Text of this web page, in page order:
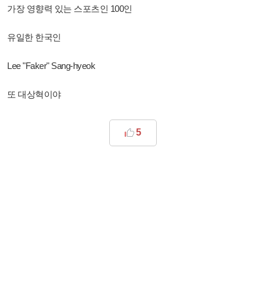
가장 영향력 있는 스포츠인 100인
유일한 한국인
Lee "Faker" Sang-hyeok
또 대상혁이야
5